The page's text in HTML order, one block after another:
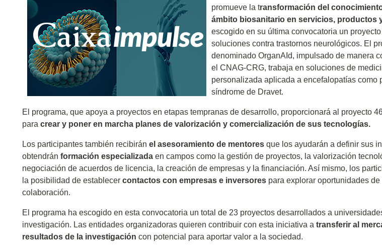
promueve la transformación del
ámbito biosanitario en servicios, productos
escogido en su última convocatoria un
soluciones contra trastornos neurológicos. El
denominado OrganAId, impulsado de manera
el CNAG-CRG, trabaja en soluciones de
personalizada aplicada a encefalopatías como
síndrome de Dravet.
El programa, que apoya a proyectos en etapas tempranas de desarrollo, proporcionará al proyecto
para crear y poner en marcha planes de valorización y comercialización de sus tecnologías.
Los participantes también recibirán el asesoramiento de mentores que los ayudarán a definir sus
obtendrán formación especializada en campos como la gestión de proyectos, la valorización
negociación de acuerdos de licencia, la creación de empresas y la financiación. Así mismo, los
la posibilidad de establecer contactos con empresas e inversores para explorar oportunidades
colaboración.
El programa ha escogido en esta convocatoria un total de 23 proyectos desarrollados a
investigación. Las entidades organizadoras quieren contribuir con esta iniciativa a transferir al
resultados de la investigación con potencial para aportar valor a la sociedad.